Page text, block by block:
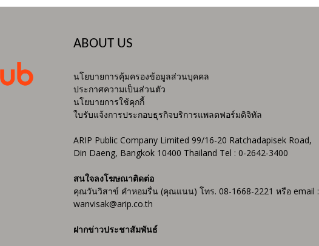
ABOUT US
นโยบายการคุ้มครองข้อมูลส่วนบุคคล
ประกาศความเป็นส่วนตัว
นโยบายการใช้คุกกี้
ใบรับแจ้งการประกอบธุรกิจบริการแพลตฟอร์มดิจิทัล
ARIP Public Company Limited 99/16-20 Ratchadapisek Road,
Din Daeng, Bangkok 10400 Thailand Tel : 0-2642-3400
สนใจลงโฆษณาติดต่อ
คุณวันวิสาข์ คำหอมรื่น (คุณแนน) โทร. 08-1668-2221 หรือ email :
wanvisak@arip.co.th
ฝากข่าวประชาสัมพันธ์